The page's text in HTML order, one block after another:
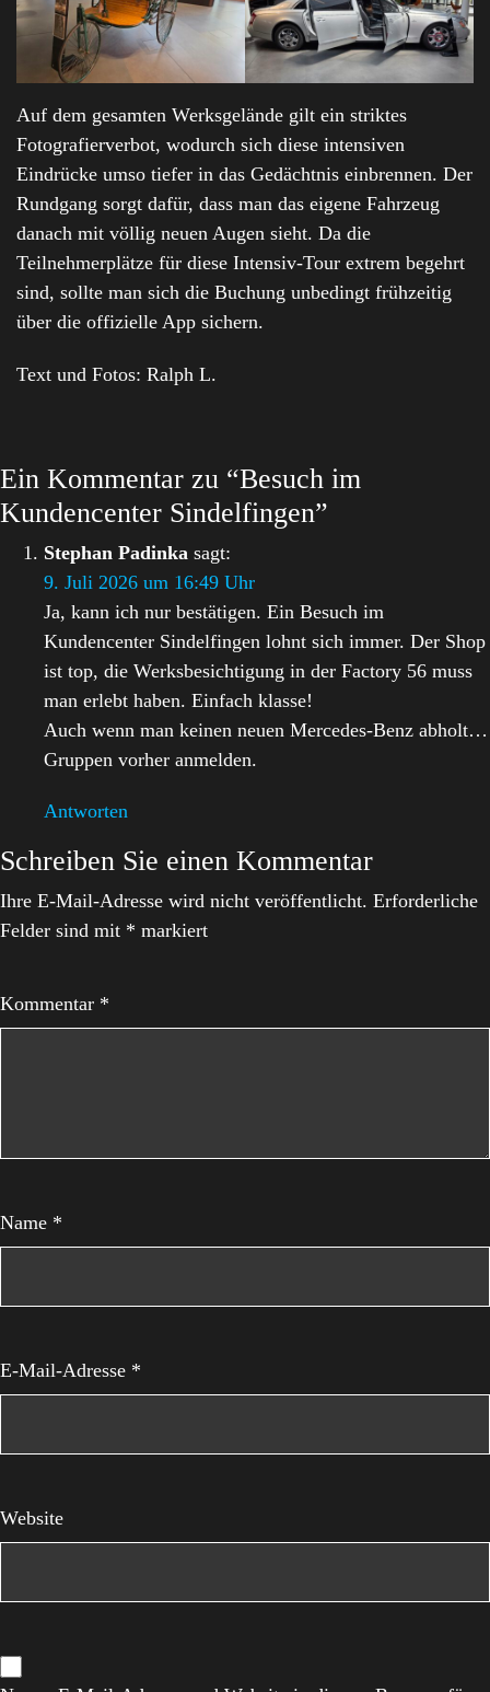
Auf dem gesamten Werksgelände gilt ein striktes
Fotografierverbot, wodurch sich diese intensiven
Eindrücke umso tiefer in das Gedächtnis einbrennen. Der
Rundgang sorgt dafür, dass man das eigene Fahrzeug
danach mit völlig neuen Augen sieht. Da die
Teilnehmerplätze für diese Intensiv-Tour extrem begehrt
sind, sollte man sich die Buchung unbedingt frühzeitig
über die offizielle App sichern.
Text und Fotos: Ralph L.
Ein Kommentar zu “Besuch im
Kundencenter Sindelfingen”
Stephan Padinka sagt:
9. Juli 2026 um 16:49 Uhr
Ja, kann ich nur bestätigen. Ein Besuch im
Kundencenter Sindelfingen lohnt sich immer. Der Shop
ist top, die Werksbesichtigung in der Factory 56 muss
man erlebt haben. Einfach klasse!
Auch wenn man keinen neuen Mercedes-Benz abholt…
Gruppen vorher anmelden.
Antworten
Schreiben Sie einen Kommentar
Ihre E-Mail-Adresse wird nicht veröffentlicht. Erforderliche
Felder sind mit * markiert
Kommentar *
Name *
E-Mail-Adresse *
Website